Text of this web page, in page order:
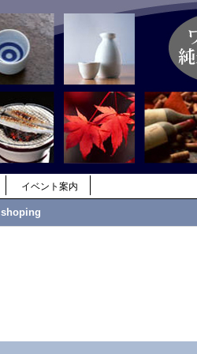
イベント案内
shoping